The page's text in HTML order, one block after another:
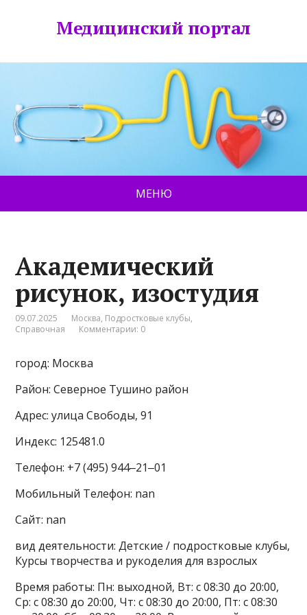
Медицинский портал
МЕНЮ
Академический
рисунок, изостудия
09.07.2025 Москва, Подростковые клубы,
Справочная
Комментарии: 0
город: Москва
Район: Северное Тушино район
Адрес: улица Свободы, 91
Индекс: 125481.0
Телефон: +7 (495) 944‒21‒01
Мобильный Телефон: nan
Сайт: nan
вид деятельности: Детские / подростковые клубы,
Курсы творчества и рукоделия для взрослых
Время работы: Пн: выходной, Вт: с 08:30 до 20:00,
Ср: с 08:30 до 20:00, Чт: с 08:30 до 20:00, Пт: с 08:30